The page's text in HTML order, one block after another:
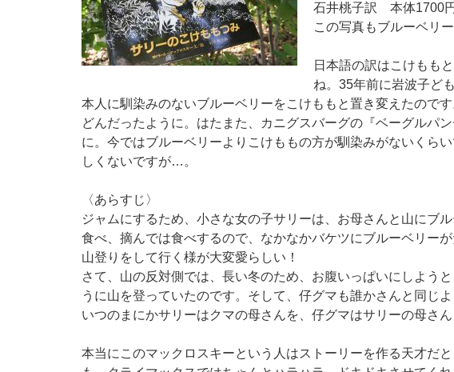
石井桃子訳 本体1700
この写真もブルーベリ
日本語の訳はこけもも
ね。35年前に岩波子ど
本人に馴染みのないブルーベリーをこけももと置き変えたので
どんだったように。はたまた、カニグスバーグの『ベーグルパ
に。今ではブルーベリーよりこけももの方が馴染みがないくら
しくないですが…。
〈あらすじ〉
ジャムにするため、小さな女の子サリーは、お母さんと山にブ
食べ、摘んでは食べするので、なかなかバケツにブルーベリー
山登りをして行く様が大変愛らしい！
さて、山の反対側では、長い冬のため、お腹いっぱいにしよう
うに山を登っていたのです。そして、仔グマも誰かさんと同じ
いつのまにかサリーはクマの母さんを、仔グマはサリーの母さん
本当にこのマックロスキーという人はストーリーを作る天才だ